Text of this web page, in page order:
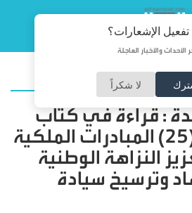
الإشعارات؟
والأخبار العاجلة
لا شكراً
: قراءة في كتاب
ملك وشعب .. (25) المبادرات الملكية
النزاهة الوطنية
وترسيخ سيادة